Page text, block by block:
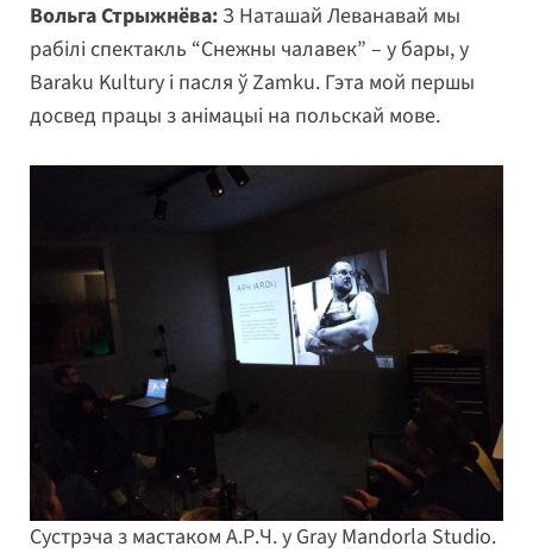
Вольга Стрыжнёва: З Наташай Леванавай мы
рабілі спектакль “Снежны чалавек” – у бары, у
Baraku Kultury і пасля ў Zamku. Гэта мой першы
досвед працы з анімацыі на польскай мове.
Сустрэча з мастаком А.Р.Ч. у Gray Mandorla Studio.